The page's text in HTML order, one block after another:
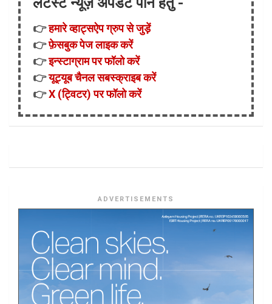
👉हमारे व्हाट्सऐप ग्रुप से जुड़ें
👉फ़ेसबुक पेज लाइक करें
👉इन्स्टाग्राम पर फॉलो करें
👉यूट्यूब चैनल सबस्क्राइब करें
👉X (ट्विटर) पर फॉलो करें
ADVERTISEMENTS